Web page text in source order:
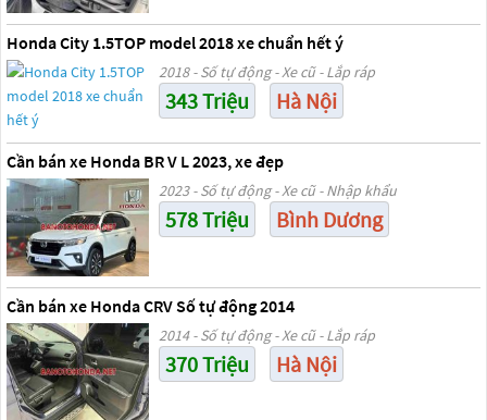
Honda City 1.5TOP model 2018 xe chuẩn hết ý
2018 - Số tự động - Xe cũ - Lắp ráp
343 Triệu Hà Nội
Cần bán xe Honda BR V L 2023, xe đẹp
2023 - Số tự động - Xe cũ - Nhập khẩu
578 Triệu Bình Dương
Cần bán xe Honda CRV Số tự động 2014
2014 - Số tự động - Xe cũ - Lắp ráp
370 Triệu Hà Nội